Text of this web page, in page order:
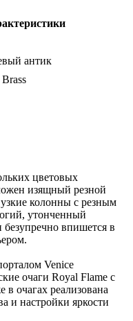
антик
цветовых
изящный резной
колонны с резным
утонченный
безупречно впишется в
Venice
очаги Royal Flame с
очагах реализована
и настройки яркости